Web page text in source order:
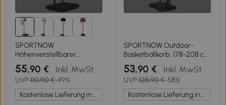
SPORTNOW
Höhenverstellbarer
Basketballkorb,
freistehend, mit Netz und
Rädern, große Basis, 179-
209 cm, Kunststoff, Stahl
55,90 € Inkl. MwSt.
UVP110,90 €-49%
Kostenlose Lieferung innerhalb Deutschlands
SPORTNOW Outdoor-
Basketballkorb, 178-208 cm
Verstellbare Korbhöhe,
Basketballständer mit
Rollen, für Jugendliche, Rot
53,90 € Inkl. MwSt.
UVP128,90 €-58%
Kostenlose Lieferung innerhalb Deutschlands